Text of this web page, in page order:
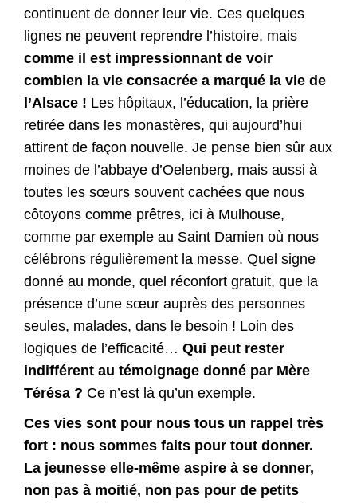
continuent de donner leur vie. Ces quelques
lignes ne peuvent reprendre l’histoire, mais
comme il est impressionnant de voir
combien la vie consacrée a marqué la vie de
l’Alsace ! Les hôpitaux, l’éducation, la prière
retirée dans les monastères, qui aujourd’hui
attirent de façon nouvelle. Je pense bien sûr aux
moines de l’abbaye d’Oelenberg, mais aussi à
toutes les sœurs souvent cachées que nous
côtoyons comme prêtres, ici à Mulhouse,
comme par exemple au Saint Damien où nous
célébrons régulièrement la messe. Quel signe
donné au monde, quel réconfort gratuit, que la
présence d’une sœur auprès des personnes
seules, malades, dans le besoin ! Loin des
logiques de l’efficacité… Qui peut rester
indifférent au témoignage donné par Mère
Térésa ? Ce n’est là qu’un exemple.
Ces vies sont pour nous tous un rappel très
fort : nous sommes faits pour tout donner.
La jeunesse elle-même aspire à se donner,
non pas à moitié, non pas pour de petits